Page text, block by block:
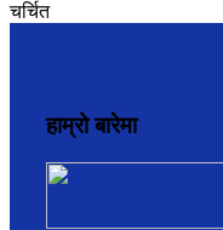
चर्चित
हाम्रो बारेमा